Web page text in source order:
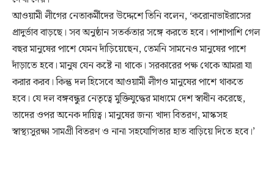
আওয়ামী লীগের নেতাকর্মীদের উদ্দেশে তিনি বলেন, ‘করোনাভাইরাসের
প্রাদুর্ভাব বাড়ছে। সব অনুষ্ঠান সতর্কতার সঙ্গে করতে হবে। পাশাপাশি গেল
বছর মানুষের পাশে যেমন দাঁড়িয়েছেন, তেমনি সামনেও মানুষের পাশে
দাঁড়াতে হবে। মানুষ যেন কষ্টে না থাকে। সরকারের পক্ষ থেকে আমরা যা
করার করব। কিন্তু দল হিসেবে আওয়ামী লীগও মানুষের পাশে থাকতে
হবে। যে দল বঙ্গবন্ধুর নেতৃত্বে মুক্তিযুদ্ধের মাধ্যমে দেশ স্বাধীন করেছে,
তাদের ওপর অনেক দায়িত্ব। মানুষের জন্য খাদ্য বিতরণ, মাস্কসহ
স্বাস্থ্যসুরক্ষা সামগ্রী বিতরণ ও নানা সহযোগিতার হাত বাড়িয়ে দিতে হবে।’